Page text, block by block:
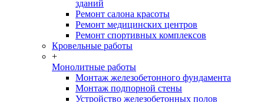
зданий
Ремонт салона красоты
Ремонт медицинских центров
Ремонт спортивных комплексов
Кровельные работы
+
Монолитные работы
Монтаж железобетонного фундамента
Монтаж подпорной стены
Устройство железобетонных полов